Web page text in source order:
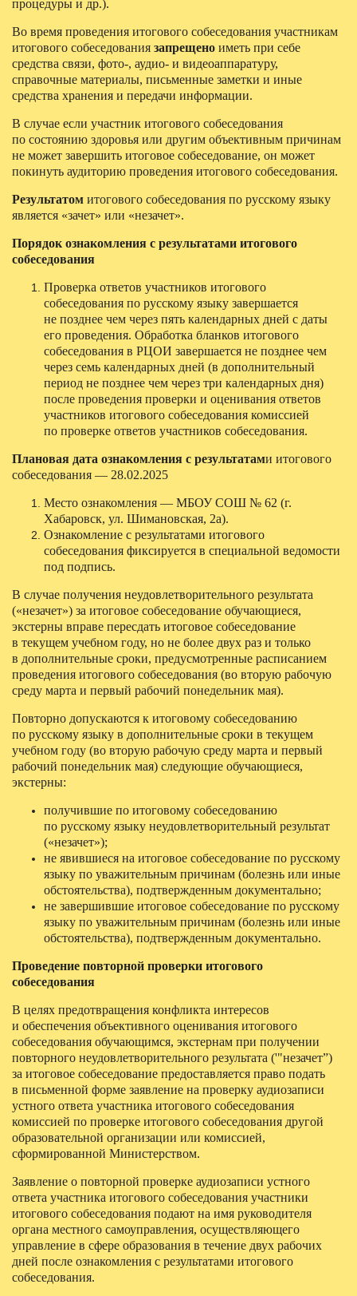
процедуры и др.).
Во время проведения итогового собеседования участникам
итогового собеседования запрещено иметь при себе
средства связи, фото-, аудио- и видеоаппаратуру,
справочные материалы, письменные заметки и иные
средства хранения и передачи информации.
В случае если участник итогового собеседования
по состоянию здоровья или другим объективным причинам
не может завершить итоговое собеседование, он может
покинуть аудиторию проведения итогового собеседования.
Результатом итогового собеседования по русскому языку
является «зачет» или «незачет».
Порядок ознакомления с результатами итогового
собеседования
Проверка ответов участников итогового
собеседования по русскому языку завершается
не позднее чем через пять календарных дней с даты
его проведения. Обработка бланков итогового
собеседования в РЦОИ завершается не позднее чем
через семь календарных дней (в дополнительный
период не позднее чем через три календарных дня)
после проведения проверки и оценивания ответов
участников итогового собеседования комиссией
по проверке ответов участников собеседования.
Плановая дата ознакомления с результатами итогового
собеседования — 28.02.2025
Место ознакомления — МБОУ СОШ № 62 (г.
Хабаровск, ул. Шимановская, 2а).
Ознакомление с результатами итогового
собеседования фиксируется в специальной ведомости
под подпись.
В случае получения неудовлетворительного результата
(«незачет») за итоговое собеседование обучающиеся,
экстерны вправе пересдать итоговое собеседование
в текущем учебном году, но не более двух раз и только
в дополнительные сроки, предусмотренные расписанием
проведения итогового собеседования (во вторую рабочую
среду марта и первый рабочий понедельник мая).
Повторно допускаются к итоговому собеседованию
по русскому языку в дополнительные сроки в текущем
учебном году (во вторую рабочую среду марта и первый
рабочий понедельник мая) следующие обучающиеся,
экстерны:
получившие по итоговому собеседованию
по русскому языку неудовлетворительный результат
(«незачет»);
не явившиеся на итоговое собеседование по русскому
языку по уважительным причинам (болезнь или иные
обстоятельства), подтвержденным документально;
не завершившие итоговое собеседование по русскому
языку по уважительным причинам (болезнь или иные
обстоятельства), подтвержденным документально.
Проведение повторной проверки итогового
собеседования
В целях предотвращения конфликта интересов
и обеспечения объективного оценивания итогового
собеседования обучающимся, экстернам при получении
повторного неудовлетворительного результата ('"незачет”)
за итоговое собеседование предоставляется право подать
в письменной форме заявление на проверку аудиозаписи
устного ответа участника итогового собеседования
комиссией по проверке итогового собеседования другой
образовательной организации или комиссией,
сформированной Министерством.
Заявление о повторной проверке аудиозаписи устного
ответа участника итогового собеседования участники
итогового собеседования подают на имя руководителя
органа местного самоуправления, осуществляющего
управление в сфере образования в течение двух рабочих
дней после ознакомления с результатами итогового
собеседования.